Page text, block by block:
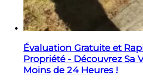
Évaluation Gratuite et
Propriété - Découvrez Sa
Moins de 24 Heures !